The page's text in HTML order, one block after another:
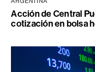
Acción de Central
cotización en bolsa